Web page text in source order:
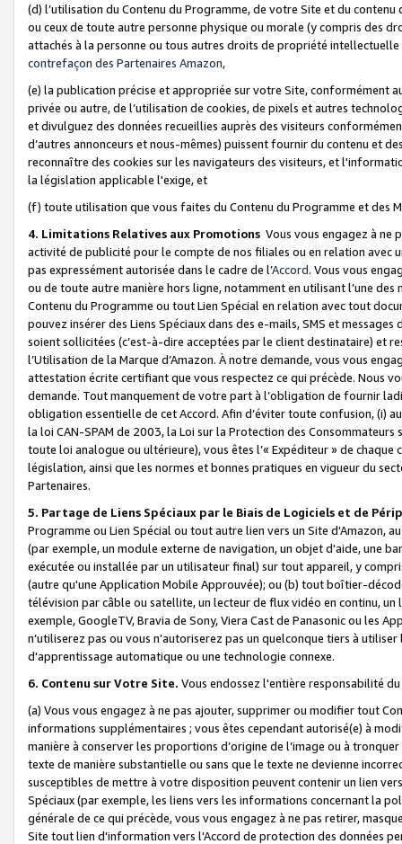
(d) l’utilisation du Contenu du Programme, de votre Site et du
ou ceux de toute autre personne physique ou morale (y compris des
attachés à la personne ou tous autres droits de propriété
contrefaçon des Partenaires Amazon,
(e) la publication précise et appropriée sur votre Site, conformément
privée ou autre, de l’utilisation de cookies, de pixels et autres
et divulguez des données recueillies auprès des visiteurs
d’autres annonceurs et nous-mêmes) puissent fournir du contenu et
reconnaître des cookies sur les navigateurs des visiteurs, et
la législation applicable l'exige, et
(f) toute utilisation que vous faites du Contenu du Programme et des
4. Limitations Relatives aux Promotions Vous vous engagez à ne
activité de publicité pour le compte de nos filiales ou en relation avec
pas expressément autorisée dans le cadre de l’Accord. Vous vous
ou de toute autre manière hors ligne, notamment en utilisant l’une
Contenu du Programme ou tout Lien Spécial en relation avec tout
pouvez insérer des Liens Spéciaux dans des e-mails, SMS et
soient sollicitées (c’est-à-dire acceptées par le client destinataire) et
l’Utilisation de la Marque d’Amazon. À notre demande, vous vous
attestation écrite certifiant que vous respectez ce qui précède. Nous
demande. Tout manquement de votre part à l’obligation de fournir
obligation essentielle de cet Accord. Afin d’éviter toute confusion, (i)
la loi CAN-SPAM de 2003, la Loi sur la Protection des
toute loi analogue ou ultérieure), vous êtes l’« Expéditeur » de
législation, ainsi que les normes et bonnes pratiques en vigueur du
Partenaires.
5. Partage de Liens Spéciaux par le Biais de Logiciels et de
Programme ou Lien Spécial ou tout autre lien vers un Site d'Amazon,
(par exemple, un module externe de navigation, un objet d'aide, une
exécutée ou installée par un utilisateur final) sur tout appareil, y
(autre qu'une Application Mobile Approuvée); ou (b) tout boîtier-
télévision par câble ou satellite, un lecteur de flux vidéo en continu,
exemple, GoogleTV, Bravia de Sony, Viera Cast de Panasonic ou les
n’utiliserez pas ou vous n’autoriserez pas un quelconque tiers à
d'apprentissage automatique ou une technologie connexe.
6. Contenu sur Votre Site. Vous endossez l'entière responsabilité
(a) Vous vous engagez à ne pas ajouter, supprimer ou modifier tout
informations supplémentaires ; vous êtes cependant autorisé(e) à
manière à conserver les proportions d’origine de l’image ou à
texte de manière substantielle ou sans que le texte ne devienne
susceptibles de mettre à votre disposition peuvent contenir un lien
Spéciaux (par exemple, les liens vers les informations concernant la
générale de ce qui précède, vous vous engagez à ne pas retirer,
Site tout lien d'information vers l'Accord de protection des données